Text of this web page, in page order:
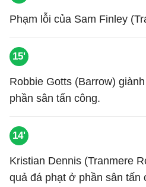
Phạm lỗi của Sam Finley
15'
Robbie Gotts (Barrow)
phần sân tấn công.
14'
Kristian Dennis (Tranmere
quả đá phạt ở phần sân tấn